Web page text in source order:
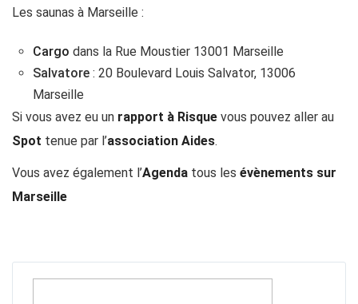
Les saunas à Marseille :
Cargo dans la Rue Moustier 13001 Marseille
Salvatore: 20 Boulevard Louis Salvator, 13006
Marseille
Si vous avez eu un rapport à Risque vous pouvez aller au
Spot tenue par l’association Aides.
Vous avez également l’Agenda tous les évènements sur
Marseille